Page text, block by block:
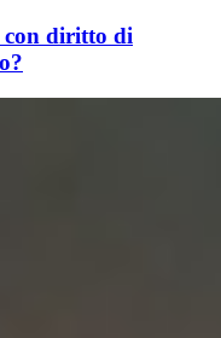
con diritto di